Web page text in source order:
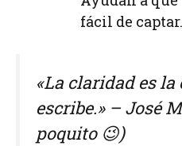
fácil de captar.
«La claridad es
escribe.»– José
poquito 😉)